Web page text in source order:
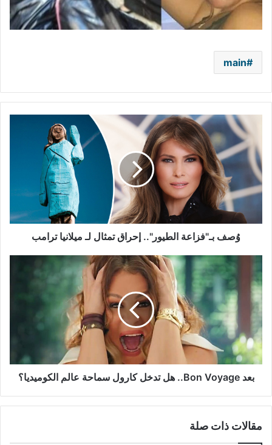
main
بـ"فزاعة
الطيور"..
إحراق
تمثال
لـ
ميلانيا
وُصف بـ"فزاعة الطيور".. إحراق تمثال لـ ميلانيا ترامب
Bon
Voyage..
هل
تدخل
سماحة
عالم
الكوميديا؟
بعد Bon Voyage.. هل تدخل كارول سماحة عالم الكوميديا؟
مقالات ذات صلة